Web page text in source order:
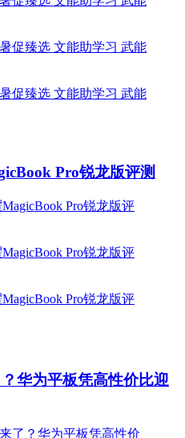
Pro锐龙版评测
华为平板凭高性价比迎